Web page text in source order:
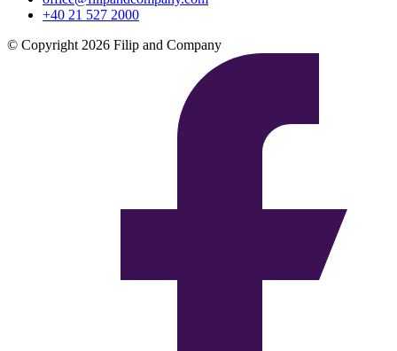
+40 21 527 2000
© Copyright 2026 Filip and Company